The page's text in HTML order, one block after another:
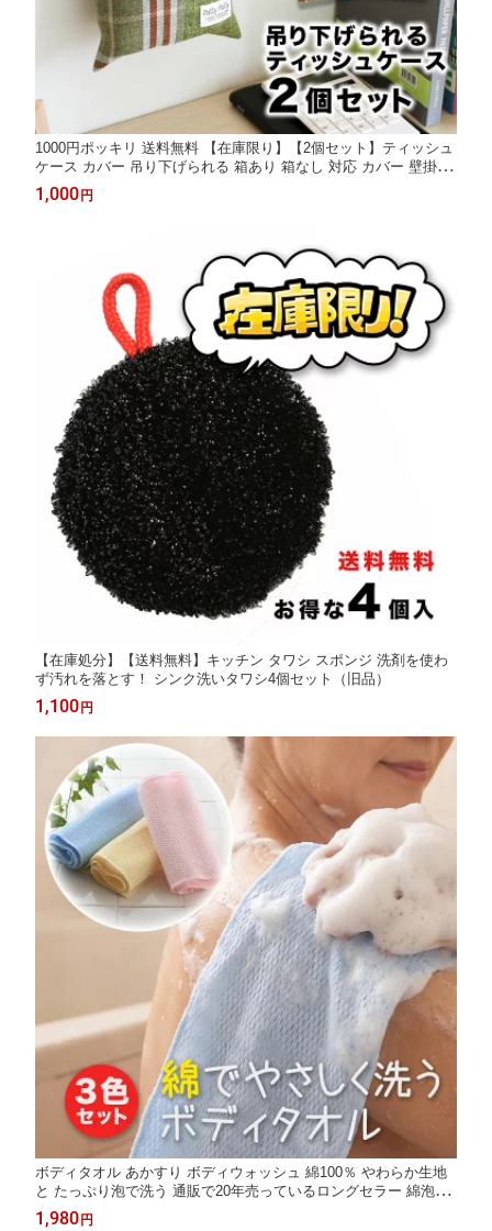
1000円ポッキリ 送料無料 【在庫限り】【2個セット】ティッシュ
ケース カバー 吊り下げられる 箱あり 箱なし 対応 カバー 壁掛け
吊り下げ 布製 サンベルム
1,000 円
【在庫処分】【送料無料】キッチン タワシ スポンジ 洗剤を使わ
ず汚れを落とす！ シンク洗いタワシ4個セット（旧品）
1,100 円
ボディタオル あかすり ボディウォッシュ 綿100％ やわらか生地
と たっぷり泡で洗う 通販で20年売っているロングセラー 綿泡立
ちボディタオル 3枚組 20×100cm サンベルム
1,980 円